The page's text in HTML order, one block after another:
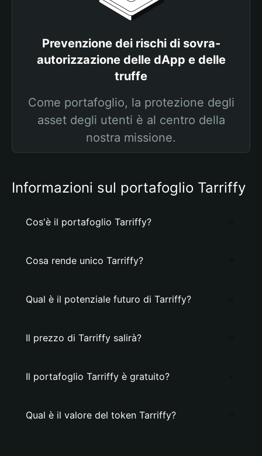
Prevenzione dei rischi di sovra-
autorizzazione delle dApp e delle
truffe
Come portafoglio, la protezione degli
asset degli utenti è al centro della
nostra missione.
Informazioni sul portafoglio Tarriffy
Cos'è il portafoglio Tarriffy?
Cosa rende unico Tarriffy?
Qual è il potenziale futuro di Tarriffy?
Il prezzo di Tarriffy salirà?
Il portafoglio Tarriffy è gratuito?
Qual è il valore del token Tarriffy?